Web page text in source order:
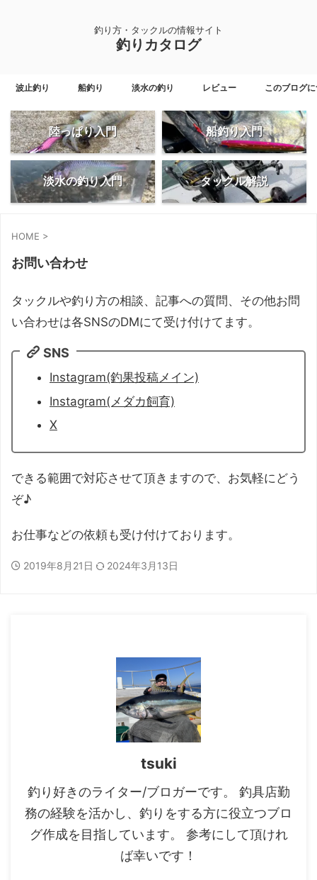
釣り方・タックルの情報サイト
釣りカタログ
波止釣り 船釣り 淡水の釣り レビュー このブログ
陸っぱり入門 船釣り入門
淡水の釣り入門 タックル解説
HOME >
お問い合わせ
タックルや釣り方の相談、記事への質問、その他お問
い合わせは各SNSのDMにて受け付けてます。
SNS
Instagram(釣果投稿メイン)
Instagram(メダカ飼育)
X
できる範囲で対応させて頂きますので、お気軽にどう
ぞ♪
お仕事などの依頼も受け付けております。
2019年8月21日 2024年3月13日
tsuki
釣り好きのライター/ブロガーです。 釣具店勤
務の経験を活かし、釣りをする方に役立つブロ
グ作成を目指しています。 参考にして頂けれ
ば幸いです！